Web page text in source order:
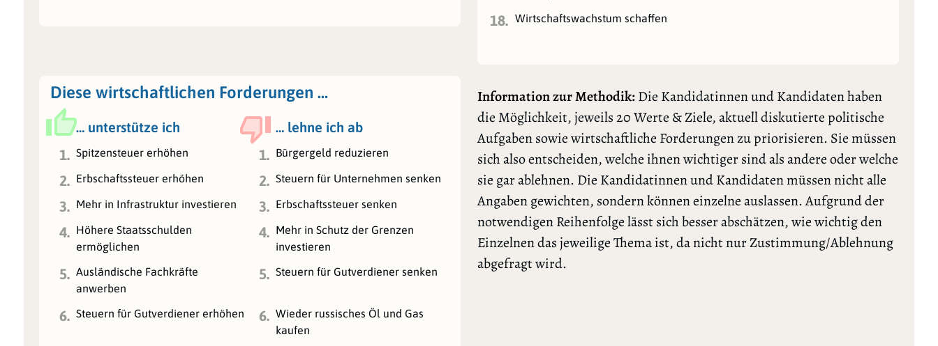
18. Wirtschaftswachstum schaffen
Diese wirtschaftlichen Forderungen …
… unterstütze ich
… lehne ich ab
1. Spitzensteuer erhöhen 1. Bürgergeld reduzieren
2. Erbschaftssteuer erhöhen 2. Steuern für Unternehmen senken
3. Mehr in Infrastruktur investieren 3. Erbschaftssteuer senken
4. Höhere Staatsschulden
ermöglichen
4. Mehr in Schutz der Grenzen
investieren
5. Ausländische Fachkräfte
anwerben
5. Steuern für Gutverdiener senken
6. Steuern für Gutverdiener erhöhen 6. Wieder russisches Öl und Gas
kaufen
Information zur Methodik:Die Kandidatinnen und Kandidaten haben
die Möglichkeit, jeweils 20 Werte & Ziele, aktuell diskutierte politische
Aufgaben sowie wirtschaftliche Forderungen zu priorisieren. Sie müssen
sich also entscheiden, welche ihnen wichtiger sind als andere oder welche
sie gar ablehnen. Die Kandidatinnen und Kandidaten müssen nicht alle
Angaben gewichten, sondern können einzelne auslassen. Aufgrund der
notwendigen Reihenfolge lässt sich besser abschätzen, wie wichtig den
Einzelnen das jeweilige Thema ist, da nicht nur Zustimmung/Ablehnung
abgefragt wird.